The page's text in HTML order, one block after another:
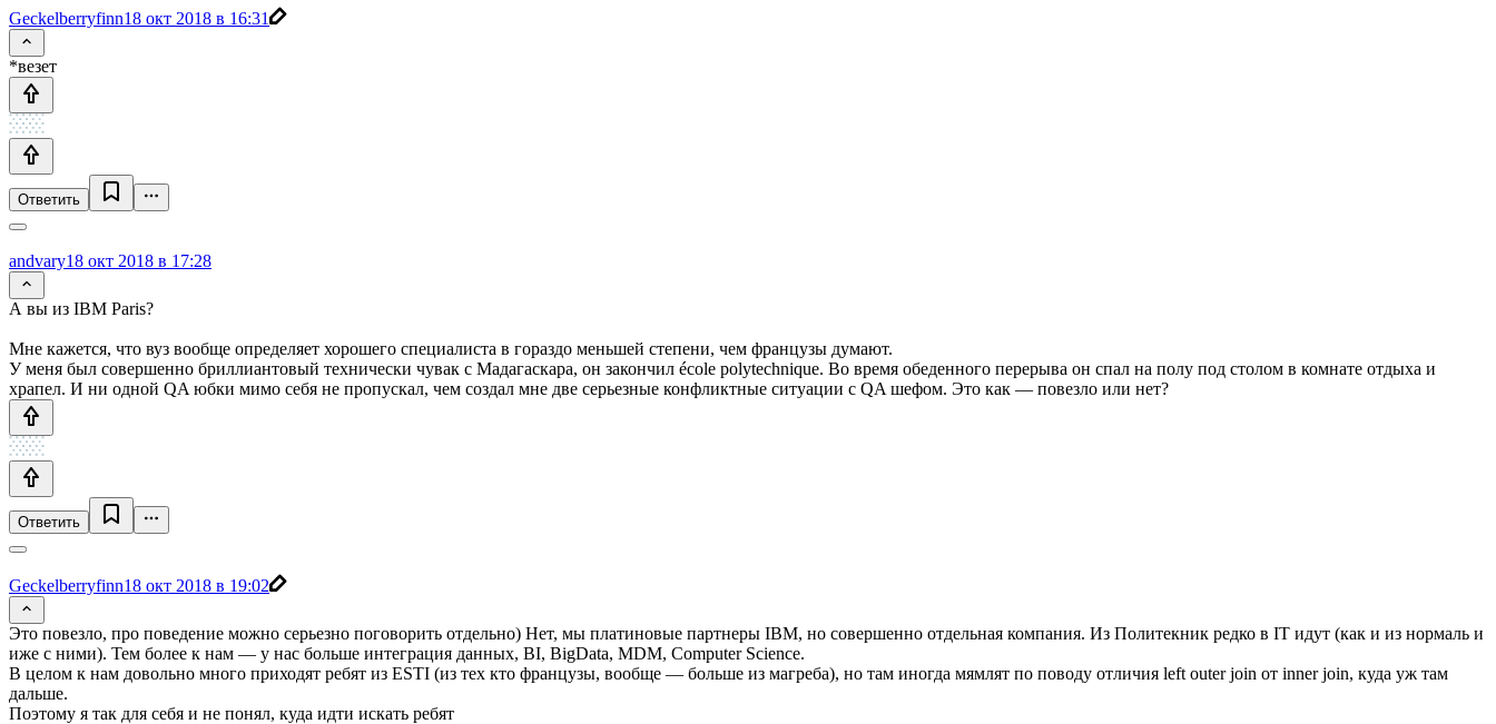
Geckelberryfinn18 окт 2018 в 16:31
*везет
Ответить
andvary18 окт 2018 в 17:28
А вы из IBM Paris?
Мне кажется, что вуз вообще определяет хорошего специалиста в гораздо меньшей степени, чем французы думают.
У меня был совершенно бриллиантовый технически чувак с Мадагаскара, он закончил école polytechnique. Во время обеденного перерыва он спал на полу под столом в комнате отдыха и
храпел. И ни одной QA юбки мимо себя не пропускал, чем создал мне две серьезные конфликтные ситуации с QA шефом. Это как — повезло или нет?
Ответить
Geckelberryfinn18 окт 2018 в 19:02
Это повезло, про поведение можно серьезно поговорить отдельно) Нет, мы платиновые партнеры IBM, но совершенно отдельная компания. Из Политекник редко в IT идут (как и из нормаль и
иже с ними). Тем более к нам — у нас больше интеграция данных, BI, BigData, MDM, Computer Science.
В целом к нам довольно много приходят ребят из ESTI (из тех кто французы, вообще — больше из магреба), но там иногда мямлят по поводу отличия left outer join от inner join, куда уж там
дальше.
Поэтому я так для себя и не понял, куда идти искать ребят